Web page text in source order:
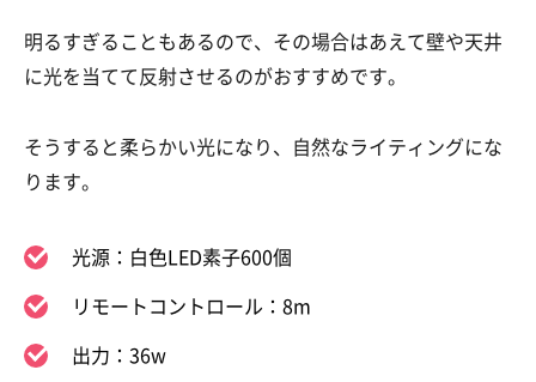
明るすぎることもあるので、その場合はあえて壁や天井
に光を当てて反射させるのがおすすめです。
そうすると柔らかい光になり、自然なライティングにな
ります。
光源：白色LED素子600個
リモートコントロール：8m
出力：36w